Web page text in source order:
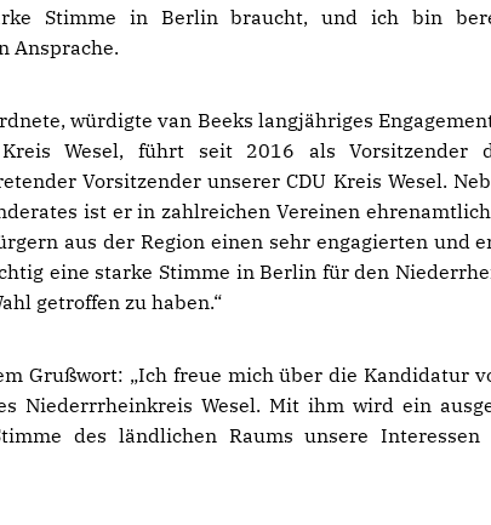
Stimme in Berlin braucht, und ich bin
Ansprache.
würdigte van Beeks langjähriges
Wesel, führt seit 2016 als Vorsitzender
Vorsitzender unserer CDU Kreis Wesel.
ist er in zahlreichen Vereinen
aus der Region einen sehr engagierten und
eine starke Stimme in Berlin für den
getroffen zu haben.“
Grußwort: „Ich freue mich über die Kandidatur
Niederrrheinkreis Wesel. Mit ihm wird ein
des ländlichen Raums unsere